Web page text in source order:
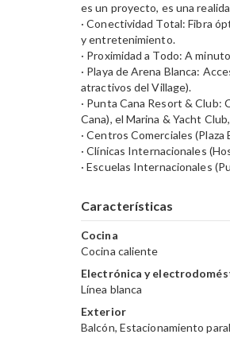
es un proyecto, es una
· Conectividad Total: Fibra
y entretenimiento.
· Proximidad a Todo: A
· Playa de Arena Blanca:
atractivos del Village).
· Punta Cana Resort & Club:
Cana), el Marina & Yacht
· Centros Comerciales (Plaza
· Clínicas Internacionales
· Escuelas Internacionales
Características
Cocina
Cocina caliente
Electrónica y
Línea blanca
Exterior
Balcón Estacionamiento